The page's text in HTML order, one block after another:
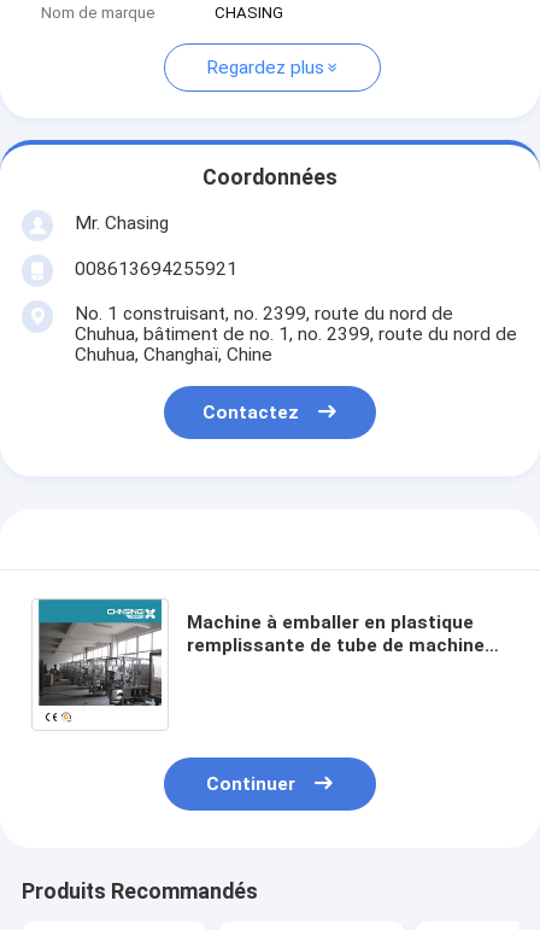
Nom de marque
CHASING
Regardez plus
Coordonnées
Mr. Chasing
008613694255921
No. 1 construisant, no. 2399, route du nord de
Chuhua, bâtiment de no. 1, no. 2399, route du nord de
Chuhua, Changhaï, Chine
Contactez
Machine à emballer en plastique
remplissante de tube de machine
Continuer
Produits Recommandés